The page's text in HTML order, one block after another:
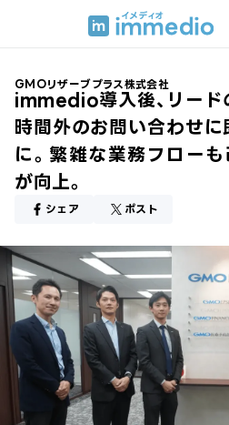
GMOリザーブプラス株式会社
immedio導入後、リード
時間外のお問い合わせに
に。繁雑な業務フロー
が向上。
シェア ポスト